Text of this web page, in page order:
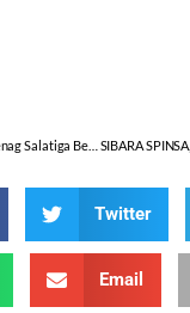
Twitter
Email